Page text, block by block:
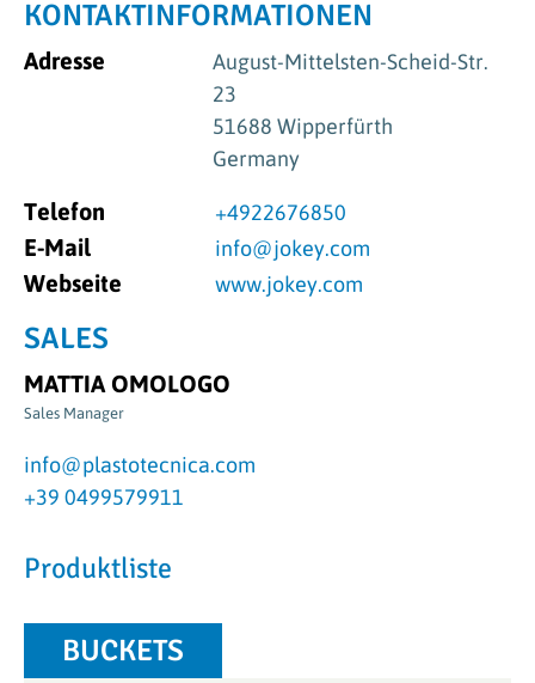
KONTAKTINFORMATIONEN
Adresse
August-Mittelsten-Scheid-Str.
23
51688 Wipperfürth
Germany
Telefon +4922676850
E-Mail info@jokey.com
Webseite www.jokey.com
SALES
MATTIA OMOLOGO
Sales Manager
info@plastotecnica.com
+39 0499579911
Produktliste
BUCKETS